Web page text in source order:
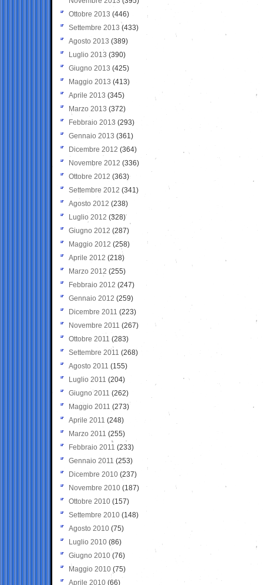
Ottobre 2013 (446)
Settembre 2013 (433)
Agosto 2013 (389)
Luglio 2013 (390)
Giugno 2013 (425)
Maggio 2013 (413)
Aprile 2013 (345)
Marzo 2013 (372)
Febbraio 2013 (293)
Gennaio 2013 (361)
Dicembre 2012 (364)
Novembre 2012 (336)
Ottobre 2012 (363)
Settembre 2012 (341)
Agosto 2012 (238)
Luglio 2012 (328)
Giugno 2012 (287)
Maggio 2012 (258)
Aprile 2012 (218)
Marzo 2012 (255)
Febbraio 2012 (247)
Gennaio 2012 (259)
Dicembre 2011 (223)
Novembre 2011 (267)
Ottobre 2011 (283)
Settembre 2011 (268)
Agosto 2011 (155)
Luglio 2011 (204)
Giugno 2011 (262)
Maggio 2011 (273)
Aprile 2011 (248)
Marzo 2011 (255)
Febbraio 2011 (233)
Gennaio 2011 (253)
Dicembre 2010 (237)
Novembre 2010 (187)
Ottobre 2010 (157)
Settembre 2010 (148)
Agosto 2010 (75)
Luglio 2010 (86)
Giugno 2010 (76)
Maggio 2010 (75)
Aprile 2010 (66)